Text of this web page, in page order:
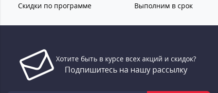
Скидки по программе Выполним в срок
Хотите быть в курсе всех акций и скидок?
Подпишитесь на нашу рассылку